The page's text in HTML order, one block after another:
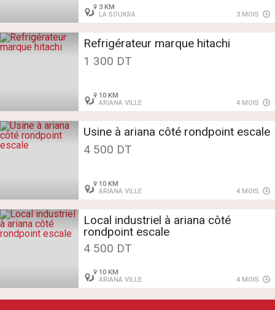
3 KM
LA SOUKRA
3 MOIS
Refrigérateur marque hitachi
1 300 DT
10 KM
ARIANA VILLE
4 MOIS
Usine à ariana côté rondpoint escale
4 500 DT
10 KM
ARIANA VILLE
4 MOIS
Local industriel à ariana côté
rondpoint escale
4 500 DT
10 KM
ARIANA VILLE
4 MOIS